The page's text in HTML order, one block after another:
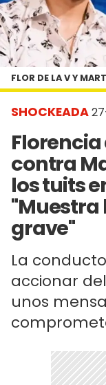
SHOCKEADA
contra
los tuits
"Muestra
grave"
La
accionar
unos
FLOR DE LA V Y